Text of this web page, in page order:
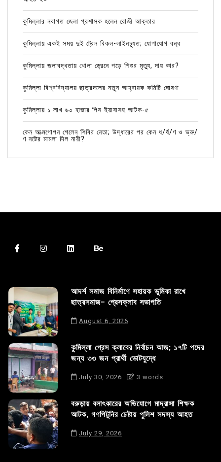
কুমিল্লার নবাগত জেলা প্রশাসক হলেন রোজী আক্তার
কুমিল্লায় একই সময় দুই ট্রেন বিকল-লাইনচ্যুত; যোগাযোগ বন্ধ
কুমিল্লায় জলাবদ্ধতায় খোলা ড্রেনে পড়ে শিশুর মৃত্যু, দায় কার?
কুমিল্লা বিশ্ববিদ্যালয় ছাত্রদলের নতুন আহ্বায়ক কমিটি ঘোষণা
কুমিল্লায় ১ লাখ ৬০ হাজার পিস ইয়াবাসহ আটক-৫
কেন আত্মগোপন গেলেন শিবির নেতা; উদ্ধারের পর কেন ধ/র্ষ/ণ ও ভ্রু/
ণ নষ্টের মামলা দিল নারী?
আদর্শ সমাজ বিনির্মাণে সহায়ক ভুমিকা রাখে
ছাত্রসমাজ- প্রেসক্লাব সভাপতি
August 6, 2026
কুমিল্লা প্রেস ক্লাবের নির্বাচন আজ; ১৭টি পদের
জন্য ৩৩ জন প্রার্থী ভোটযুদ্ধে
July 30, 2026 3 words
বরুড়ায় বলাৎকারের অভিযোগে মাদ্রাসা শিক্ষক
আটক, গণপিটুনির চেষ্টায় পুলিশ সদস্য আহত
July 29, 2026